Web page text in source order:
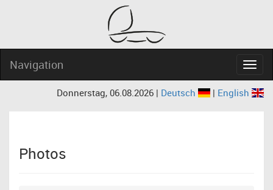
Navigation
Donnerstag, 06.08.2026 | Deutsch | English
Photos